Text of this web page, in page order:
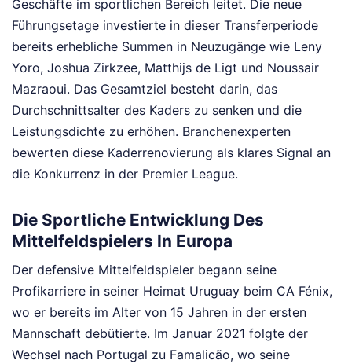
Geschäfte im sportlichen Bereich leitet. Die neue
Führungsetage investierte in dieser Transferperiode
bereits erhebliche Summen in Neuzugänge wie Leny
Yoro, Joshua Zirkzee, Matthijs de Ligt und Noussair
Mazraoui. Das Gesamtziel besteht darin, das
Durchschnittsalter des Kaders zu senken und die
Leistungsdichte zu erhöhen. Branchenexperten
bewerten diese Kaderrenovierung als klares Signal an
die Konkurrenz in der Premier League.
Die Sportliche Entwicklung Des
Mittelfeldspielers In Europa
Der defensive Mittelfeldspieler begann seine
Profikarriere in seiner Heimat Uruguay beim CA Fénix,
wo er bereits im Alter von 15 Jahren in der ersten
Mannschaft debütierte. Im Januar 2021 folgte der
Wechsel nach Portugal zu Famalicão, wo seine